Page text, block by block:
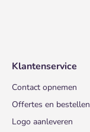
Klantenservice
Contact opnemen
Offertes en bestellen
Logo aanleveren